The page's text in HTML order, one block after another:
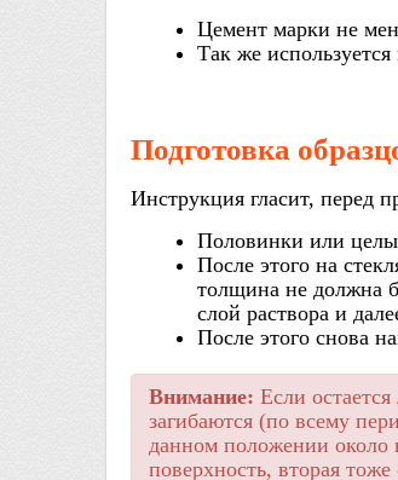
Цемент марки не
Так же
Подготовка
Инструкция гласит, перед
Половинки или
После этого на
толщина не должна
слой раствора и
После этого снова
Внимание: Если
загибаются (по всему
данном положении около
поверхность, вторая тоже